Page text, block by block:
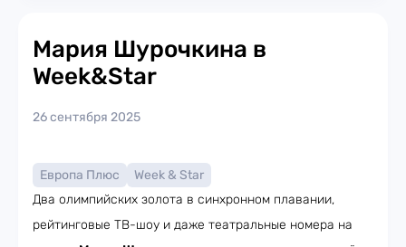
Мария Шурочкина в
Week&Star
26 сентября 2025
Европа Плюс
Week & Star
Два олимпийских золота в синхронном плавании,
рейтинговые ТВ-шоу и даже театральные номера на